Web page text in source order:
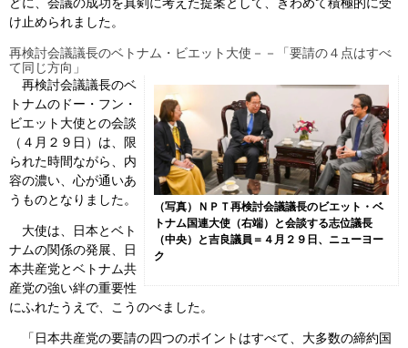
け止められました。
再検討会議議長のベトナム・ビエット大使－－「要請の４点はすべ
て同じ方向」
（写真）ＮＰＴ再検討会議議長のビエット・ベ
トナム国連大使（右端）と会談する志位議長
（中央）と吉良議員＝４月２９日、ニューヨー
ク
再検討会議議長のベ
トナムのドー・フン・
ビエット大使との会談
（４月２９日）は、限
られた時間ながら、内
容の濃い、心が通いあ
うものとなりました。
大使は、日本とベト
ナムの関係の発展、日
本共産党とベトナム共
産党の強い絆の重要性
にふれたうえで、こうのべました。
「日本共産党の要請の四つのポイントはすべて、大多数の締約国